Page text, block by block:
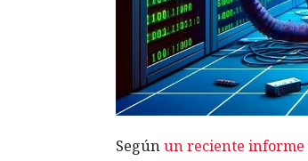
Segúnun reciente informe